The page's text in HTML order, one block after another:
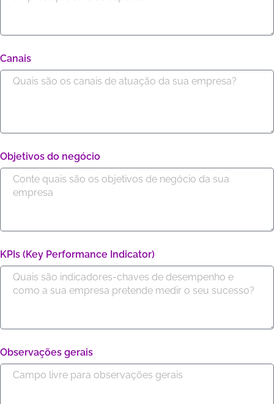
Canais
Objetivos do negócio
KPIs (Key Performance Indicator)
Observações gerais